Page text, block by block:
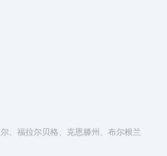
、福拉尔贝格、克恩滕州、布尔根兰